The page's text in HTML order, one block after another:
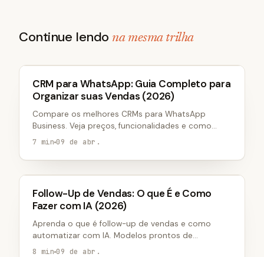
Continue lendona mesma trilha
VENDAS
CRM para WhatsApp: Guia Completo para
Organizar suas Vendas (2026)
Compare os melhores CRMs para WhatsApp
Business. Veja preços, funcionalidades e como
escolher o CRM WhatsApp ideal pro seu negócio.
7 min09 de abr.
VENDAS
Follow-Up de Vendas: O que É e Como
Fazer com IA (2026)
Aprenda o que é follow-up de vendas e como
automatizar com IA. Modelos prontos de
mensagens, timing ideal e estratégias que
8 min09 de abr.